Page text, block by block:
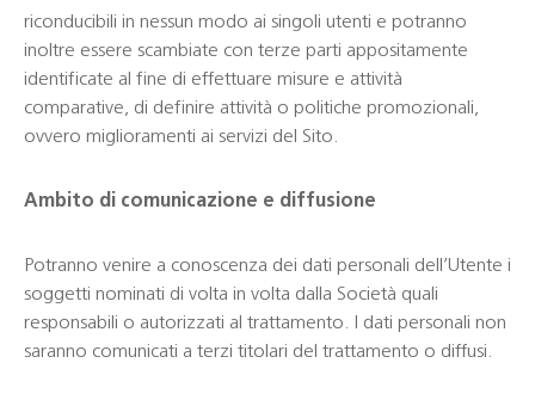
riconducibili in nessun modo ai singoli utenti e potranno
inoltre essere scambiate con terze parti appositamente
identificate al fine di effettuare misure e attività
comparative, di definire attività o politiche promozionali,
ovvero miglioramenti ai servizi del Sito.
Ambito di comunicazione e diffusione
Potranno venire a conoscenza dei dati personali dell’Utente i
soggetti nominati di volta in volta dalla Società quali
responsabili o autorizzati al trattamento. I dati personali non
saranno comunicati a terzi titolari del trattamento o diffusi.